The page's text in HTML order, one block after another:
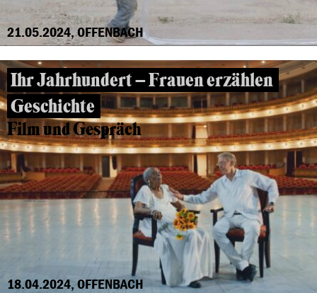
21.05.2024, OFFENBACH
Ihr Jahrhundert – Frauen erzählen
Geschichte
Film und Gespräch
18.04.2024, OFFENBACH